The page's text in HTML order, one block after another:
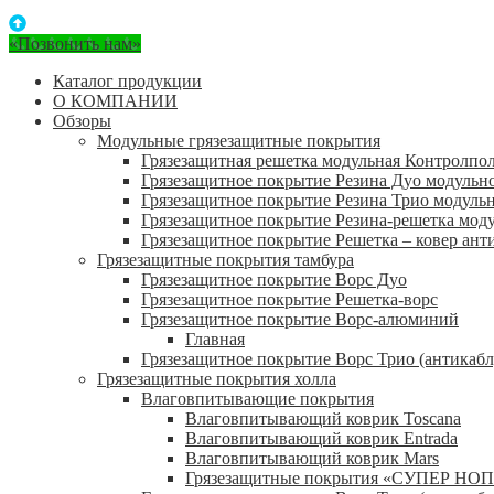
«Позвонить нам»
Каталог продукции
О КОМПАНИИ
Обзоры
Модульные грязезащитные покрытия
Грязезащитная решетка модульная
Грязезащитное покрытие Резина Дуо
Грязезащитное покрытие Резина Трио
Грязезащитное покрытие Резина-решетка
Грязезащитное покрытие Решетка – ковер
Грязезащитные покрытия тамбура
Грязезащитное покрытие Ворс Дуо
Грязезащитное покрытие Решетка-ворс
Грязезащитное покрытие Ворс-алюминий
Главная
Грязезащитное покрытие Ворс Трио
Грязезащитные покрытия холла
Влаговпитывающие покрытия
Влаговпитывающий коврик Toscana
Влаговпитывающий коврик Entrada
Влаговпитывающий коврик Mars
Грязезащитные покрытия «СУПЕР